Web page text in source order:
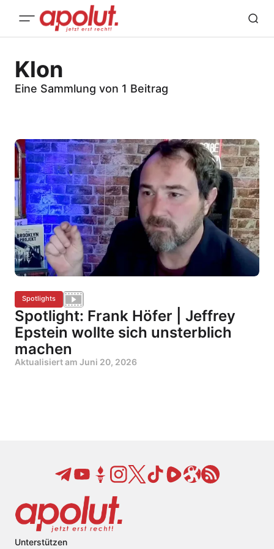
Klon
Eine Sammlung von 1 Beitrag
Spotlights
Spotlight: Frank Höfer | Jeffrey
Epstein wollte sich unsterblich
machen
Aktualisiert am Juni 20, 2026
Unterstützen